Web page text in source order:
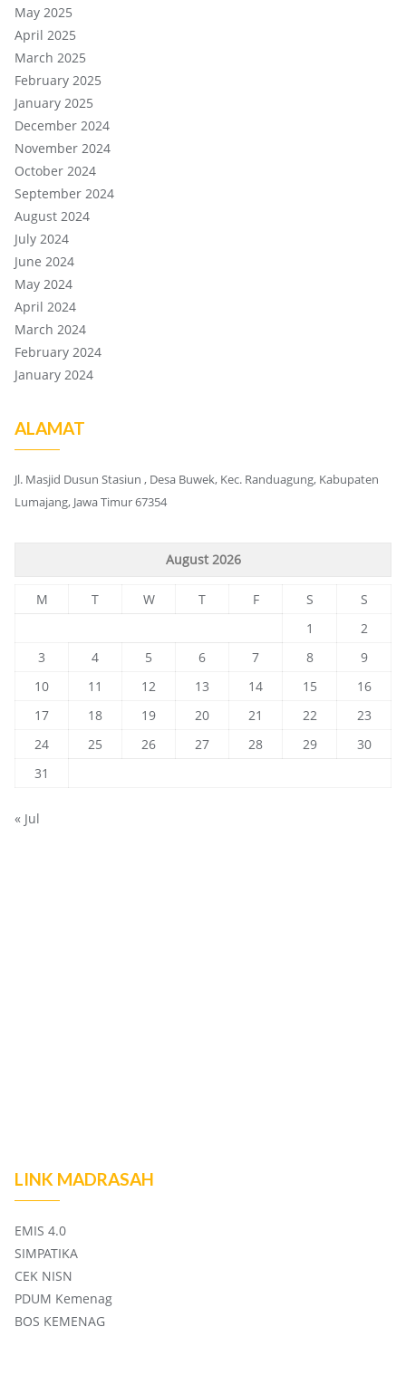
May 2025
April 2025
March 2025
February 2025
January 2025
December 2024
November 2024
October 2024
September 2024
August 2024
July 2024
June 2024
May 2024
April 2024
March 2024
February 2024
January 2024
ALAMAT
Jl. Masjid Dusun Stasiun , Desa Buwek, Kec. Randuagung, Kabupaten
Lumajang, Jawa Timur 67354
August 2026
M T W T F S
S
1
2
3
4 5 6 7 8
9
10
11 12 13 14 15
16
17
18 19 20 21 22
23
24
25 26 27 28 29
30
31
« Jul
LINK MADRASAH
EMIS 4.0
SIMPATIKA
CEK NISN
PDUM Kemenag
BOS KEMENAG